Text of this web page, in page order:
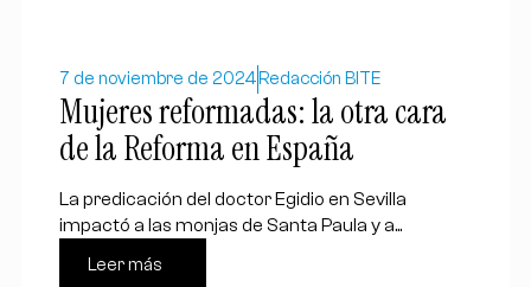
7 de noviembre de 2024 Redacción BITE
Mujeres reformadas: la otra cara
de la Reforma en España
La predicación del doctor Egidio en Sevilla
impactó a las monjas de Santa Paula y a...
Leer más